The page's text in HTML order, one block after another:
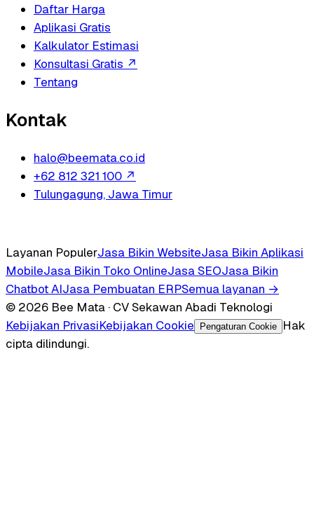
Daftar Harga
Aplikasi Gratis
Kalkulator Estimasi
Konsultasi Gratis ↗
Tentang
Kontak
halo@beemata.co.id
+62 812 321 100 ↗
Tulungagung, Jawa Timur
Layanan PopulerJasa Bikin WebsiteJasa Bikin Aplikasi
MobileJasa Bikin Toko OnlineJasa SEOJasa Bikin
Chatbot AIJasa Pembuatan ERPSemua layanan →
© 2026 Bee Mata · CV Sekawan Abadi Teknologi
Kebijakan PrivasiKebijakan Cookie Pengaturan Cookie
Hak
cipta dilindungi.